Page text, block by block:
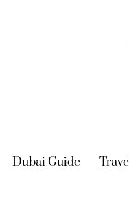
(current)
Dubai Guide (current)